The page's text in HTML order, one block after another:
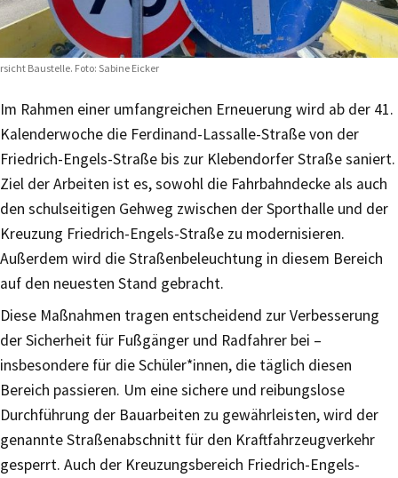
Baustelle. Foto: Sabine Eicker
Im Rahmen einer umfangreichen Erneuerung wird ab der 41.
Kalenderwoche die Ferdinand-Lassalle-Straße von der
Friedrich-Engels-Straße bis zur Klebendorfer Straße saniert.
Ziel der Arbeiten ist es, sowohl die Fahrbahndecke als auch
den schulseitigen Gehweg zwischen der Sporthalle und der
Kreuzung Friedrich-Engels-Straße zu modernisieren.
Außerdem wird die Straßenbeleuchtung in diesem Bereich
auf den neuesten Stand gebracht.
Diese Maßnahmen tragen entscheidend zur Verbesserung
der Sicherheit für Fußgänger und Radfahrer bei –
insbesondere für die Schüler*innen, die täglich diesen
Bereich passieren. Um eine sichere und reibungslose
Durchführung der Bauarbeiten zu gewährleisten, wird der
genannte Straßenabschnitt für den Kraftfahrzeugverkehr
gesperrt. Auch der Kreuzungsbereich Friedrich-Engels-